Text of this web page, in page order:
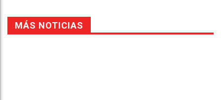
MÁS NOTICIAS